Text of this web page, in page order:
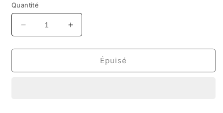
Quantité
Réduire
la
quantité
STUDIO
Augmenter
la
quantité
STUDIO
Épuisé